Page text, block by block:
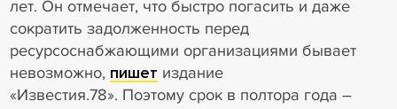
лет. Он отмечает, что быстро погасить и даже
сократить задолженность перед
ресурсоснабжающими организациями бывает
невозможно, пишет издание
«Известия.78». Поэтому срок в полтора года –